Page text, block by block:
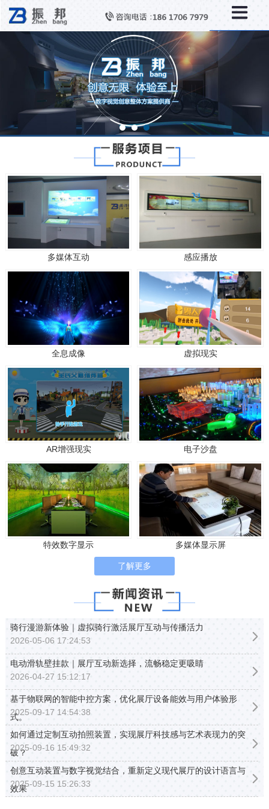
多媒体互动 感应播放
全息成像 虚拟现实
AR增强现实 电子沙盘
特效数字显示 多媒体显示屏
了解更多
骑行漫游新体验｜虚拟骑行激活展厅互动与传播活力
2026-05-06 17:24:53
电动滑轨壁挂款｜展厅互动新选择，流畅稳定更吸睛
2026-04-27 15:12:17
基于物联网的智能中控方案，优化展厅设备能效与用户体验形
式。
2025-09-17 14:54:38
如何通过定制互动拍照装置，实现展厅科技感与艺术表现力的突
破？
2025-09-16 15:49:32
创意互动装置与数字视觉结合，重新定义现代展厅的设计语言与
效果
2025-09-15 15:26:33